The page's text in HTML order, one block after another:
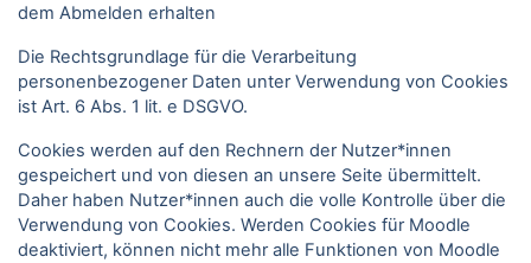
dem Abmelden erhalten
Die Rechtsgrundlage für die Verarbeitung
personenbezogener Daten unter Verwendung von Cookies
ist Art. 6 Abs. 1 lit. e DSGVO.
Cookies werden auf den Rechnern der Nutzer*innen
gespeichert und von diesen an unsere Seite übermittelt.
Daher haben Nutzer*innen auch die volle Kontrolle über die
Verwendung von Cookies. Werden Cookies für Moodle
deaktiviert, können nicht mehr alle Funktionen von Moodle